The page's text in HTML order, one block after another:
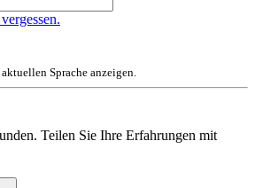
Sprache anzeigen.
Teilen Sie Ihre Erfahrungen mit